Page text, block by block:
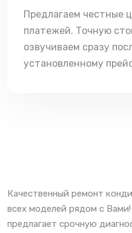
Предлагаем честные
платежей. Точную
озвучиваем сразу
установленному
Качественный ремонт
всех моделей рядом с
предлагает срочную